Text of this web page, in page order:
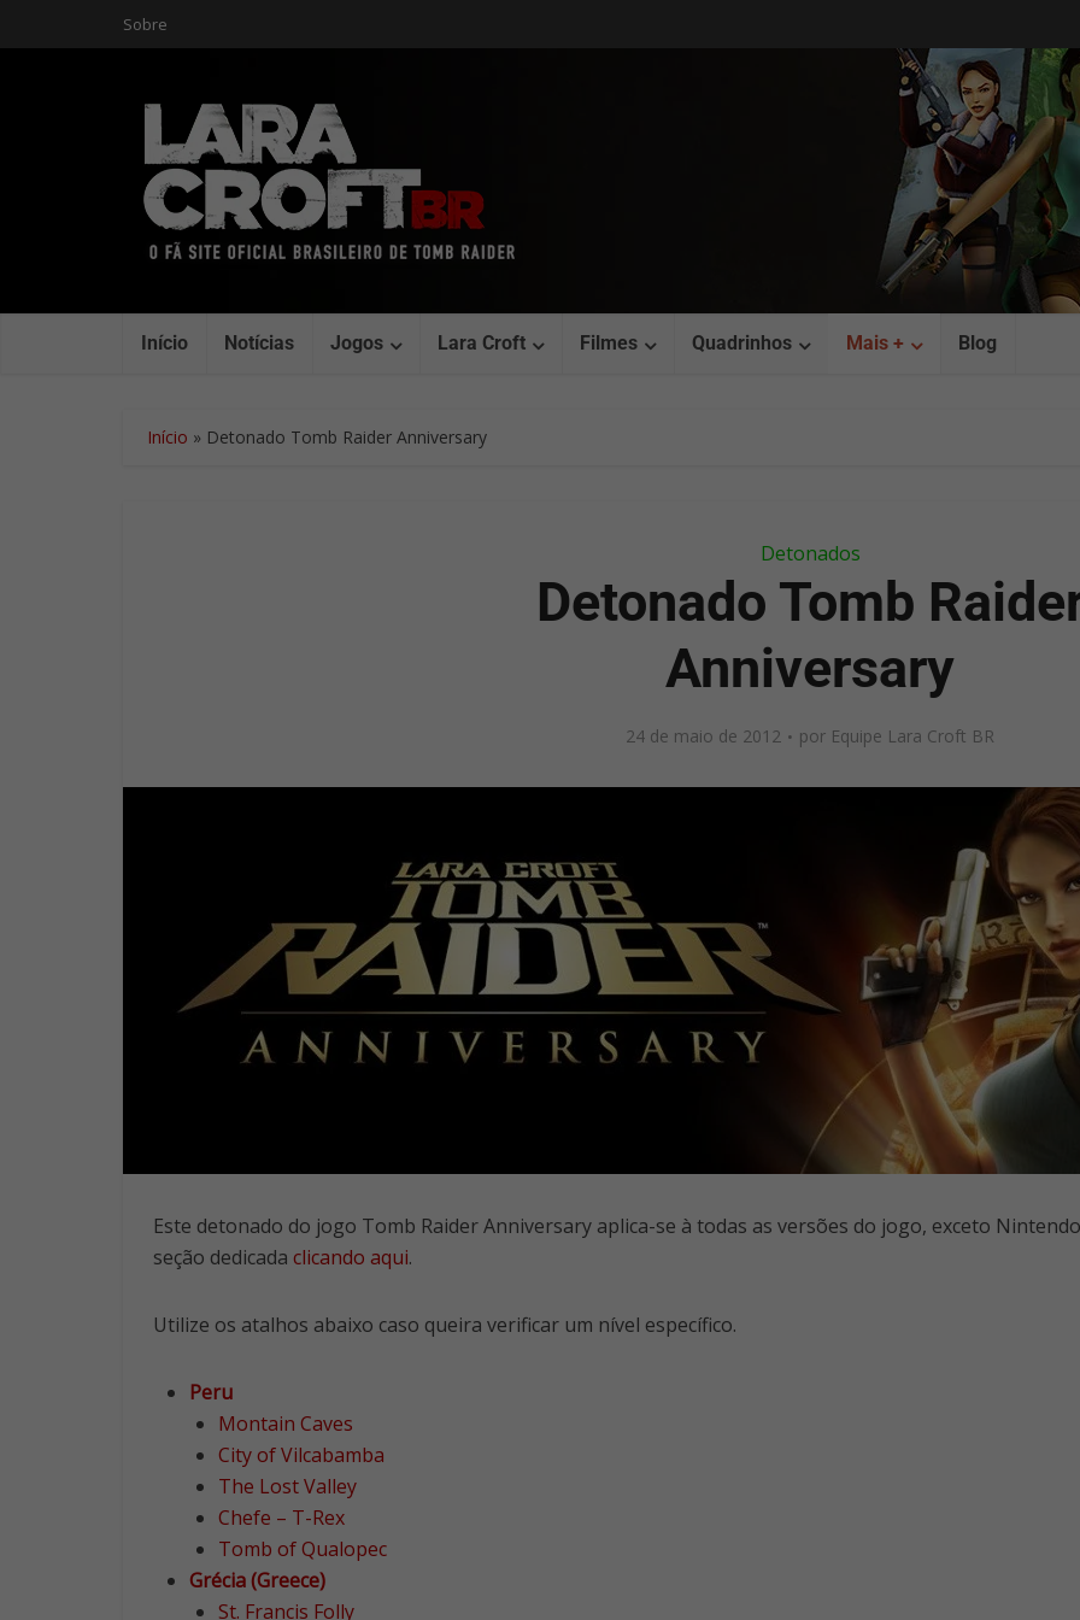
Sobre
Início Notícias Jogos Lara Croft Filmes Quadrinhos Mais + Blog
Início » Detonado Tomb Raider Anniversary
Detonados
Detonado Tomb
Anniversary
24 de maio de 2012 por Equipe Lara Croft BR
Este detonado do jogo Tomb Raider Anniversary aplica-se à todas as versões do jogo, exceto
seção dedicada clicando aqui.
Utilize os atalhos abaixo caso queira verificar um nível específico.
Peru
Montain Caves
City of Vilcabamba
The Lost Valley
Chefe – T-Rex
Tomb of Qualopec
Grécia (Greece)
St. Francis Folly